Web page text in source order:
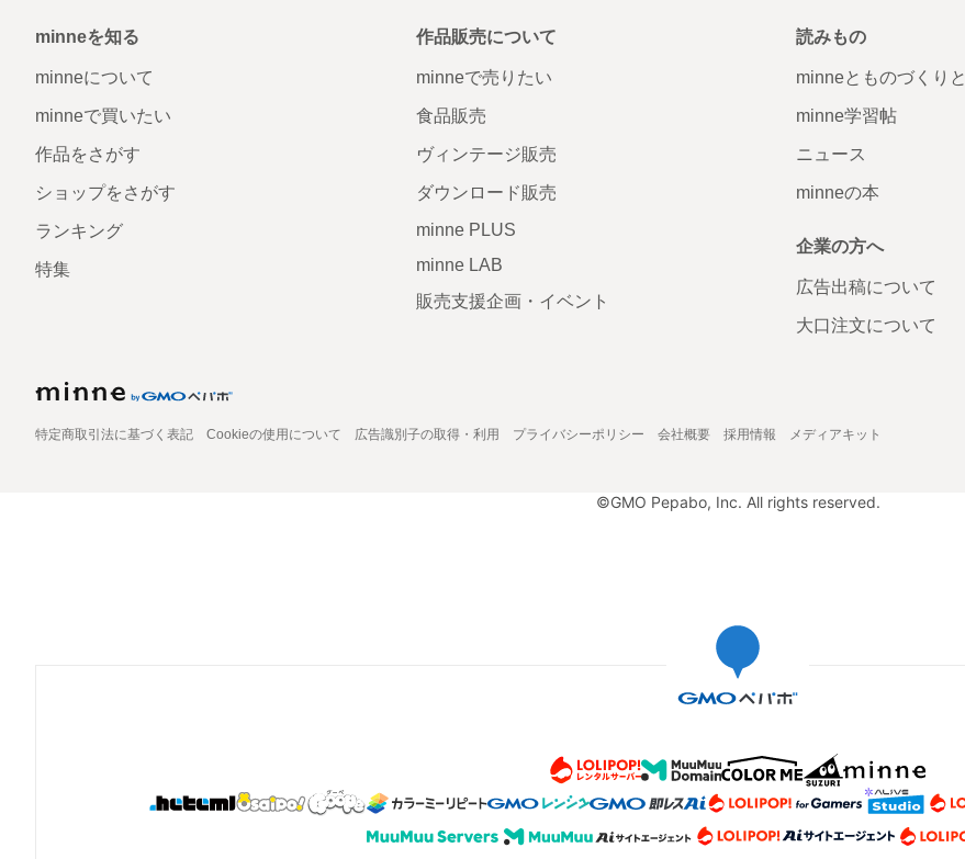
minneを知る
minneについて
minneで買いたい
作品をさがす
ショップをさがす
ランキング
特集
作品販売について
minneで売りたい
食品販売
ヴィンテージ販売
ダウンロード販売
minne PLUS
minne LAB
販売支援企画・イベント
読みもの
minneとものづくりと
minne学習帖
ニュース
minneの本
企業の方へ
広告出稿について
大口注文について
特定商取引法に基づく表記 Cookieの使用について 広告識別子の取得・利用 プライバシーポリシー 会社概要 採用情報 メディアキット
©GMO Pepabo, Inc. All rights reserved.